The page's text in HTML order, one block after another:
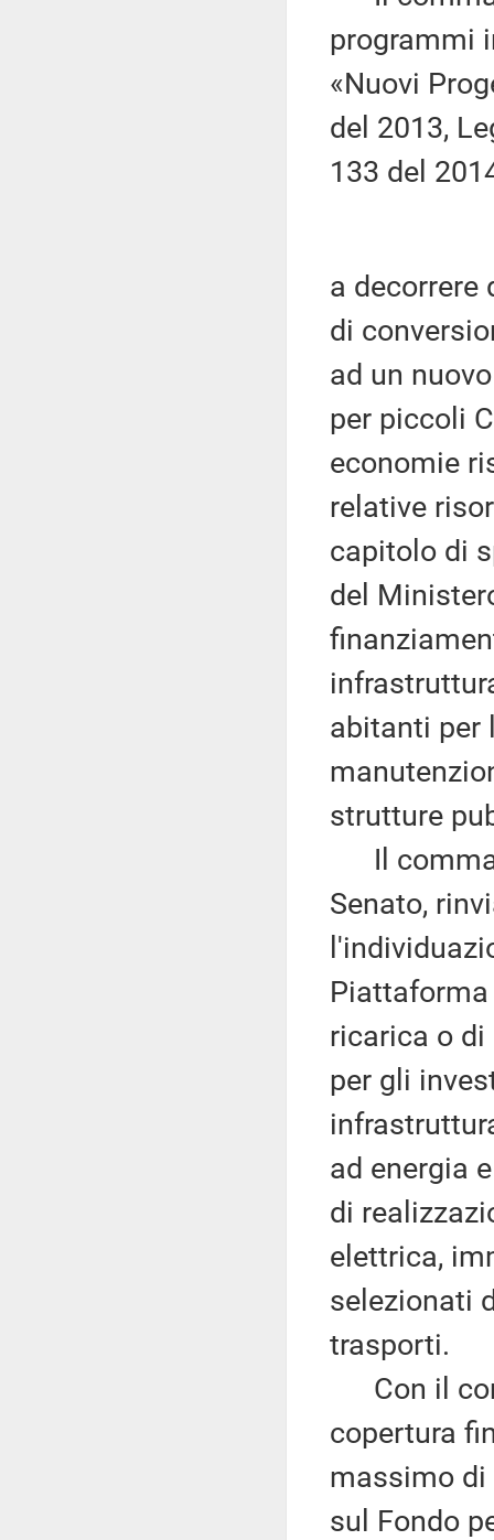
programmi
«Nuovi
del 2013,
133 del
a decorrere
di
ad un
per piccoli
economie
relative
capitolo di
del
abitanti per
strutture
Il
Senato,
ricarica o
per gli
ad energia
di
elettrica,
selezionati
trasporti.
Con il
copertura
massimo di
sul Fondo